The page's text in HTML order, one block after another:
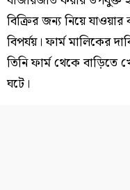
বিক্রির জন্য নিয়ে
বিপর্যয়। ফার্ম মালিকের
তিনি ফার্ম থেকে
ঘটে।